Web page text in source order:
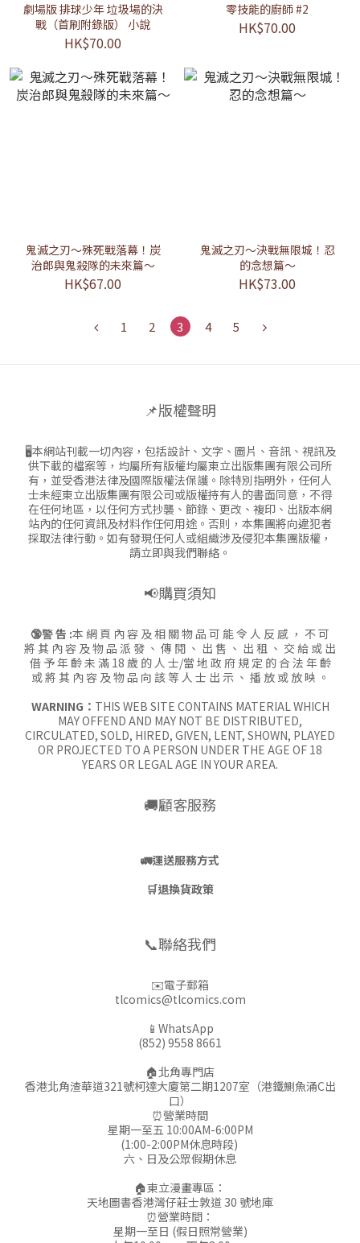
劇場版 排球少年 垃圾場的決
戰（首刷附錄版） 小說
HK$70.00
零技能的廚師 #2
HK$70.00
鬼滅之刃～殊死戰落幕！炭
治郎與鬼殺隊的未來篇～
HK$67.00
鬼滅之刃～決戰無限城！忍
的念想篇～
HK$73.00
1 2 3 4 5
📌版權聲明
🖥本網站刊載一切內容，包括設計、文字、圖片、音訊、視訊及
供下載的檔案等，均屬所有版權均屬東立出版集團有限公司所
有，並受香港法律及國際版權法保護。除特別指明外，任何人
士未經東立出版集團有限公司或版權持有人的書面同意，不得
在任何地區，以任何方式抄襲、節錄、更改、複印、出版本網
站內的任何資訊及材料作任何用途。否則，本集團將向違犯者
採取法律行動。如有發現任何人或組織涉及侵犯本集團版權，
請立即與我們聯絡。
📢購買須知
🔞警 告 :本 網 頁 內 容 及 相 關 物 品 可 能 令 人 反 感 ， 不 可
將 其 內 容 及 物 品 派 發 、 傳 閱 、 出 售 、 出 租 、 交 給 或 出
借 予 年 齡 未 滿 18 歲 的 人 士/當 地 政 府 規 定 的 合 法 年 齡
或 將 其 內 容 及 物 品 向 該 等 人 士 出 示 、 播 放 或 放 映 。
WARNING： THIS WEB SITE CONTAINS MATERIAL WHICH
MAY OFFEND AND MAY NOT BE DISTRIBUTED,
CIRCULATED, SOLD, HIRED, GIVEN, LENT, SHOWN, PLAYED
OR PROJECTED TO A PERSON UNDER THE AGE OF 18
YEARS OR LEGAL AGE IN YOUR AREA.
🚚顧客服務
🚛運送服務方式
🛒退換貨政策
📞聯絡我們
✉️電子郵箱
tlcomics@tlcomics.com
📱WhatsApp
(852) 9558 8661
🏠北角專門店
香港北角渣華道321號柯達大廈第二期1207室（港鐵鰂魚涌C出
口）
⏰營業時間
星期一至五 10:00AM-6:00PM
(1:00-2:00PM休息時段)
六、日及公眾假期休息
🏠東立漫畫專區：
天地圖書香港灣仔莊士敦道 30 號地庫
⏰營業時間：
星期一至日 (假日照常營業)